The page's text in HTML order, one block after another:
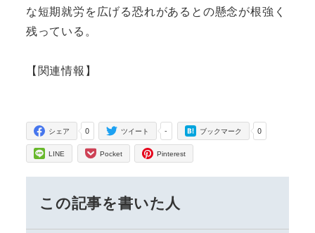
な短期就労を広げる恐れがあるとの懸念が根強く
残っている。
【関連情報】
0
シェア -
ツイート 0
ブックマーク
LINE Pocket Pinterest
この記事を書いた人